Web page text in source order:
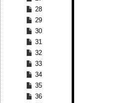
28
29
30
31
32
33
34
35
36